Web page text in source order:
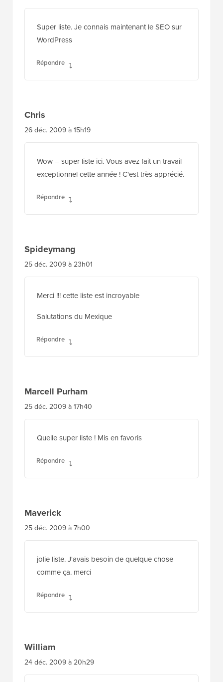
Super liste. Je connais maintenant le SEO sur
WordPress
Répondre
Chris
26 déc. 2009 à 15h19
Wow – super liste ici. Vous avez fait un travail
exceptionnel cette année ! C'est très apprécié.
Répondre
Spideymang
25 déc. 2009 à 23h01
Merci !!! cette liste est incroyable
Salutations du Mexique
Répondre
Marcell Purham
25 déc. 2009 à 17h40
Quelle super liste ! Mis en favoris
Répondre
Maverick
25 déc. 2009 à 7h00
jolie liste. J'avais besoin de quelque chose
comme ça. merci
Répondre
William
24 déc. 2009 à 20h29